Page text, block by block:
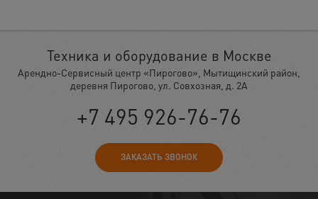
Техника и оборудование в Москве
Арендно-Сервисный центр «Пирогово», Мытищинский район,
деревня Пирогово, ул. Совхозная, д. 2А
+7 495 926-76-76
ЗАКАЗАТЬ ЗВОНОК